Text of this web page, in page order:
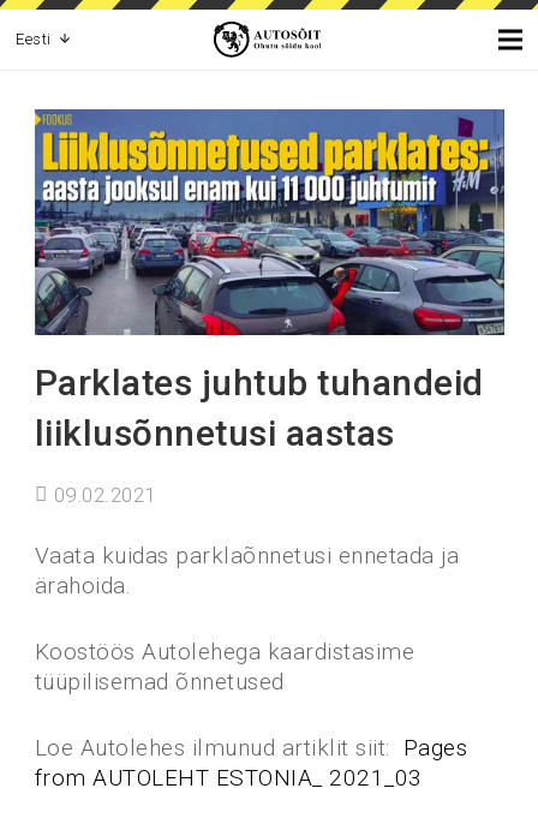
Eesti
Parklates juhtub tuhandeid
liiklusõnnetusi aastas
09.02.2021
Vaata kuidas parklaõnnetusi ennetada ja
ärahoida.
Koostöös Autolehega kaardistasime
tüüpilisemad õnnetused
Loe Autolehes ilmunud artiklit siit: Pages
from AUTOLEHT ESTONIA_ 2021_03